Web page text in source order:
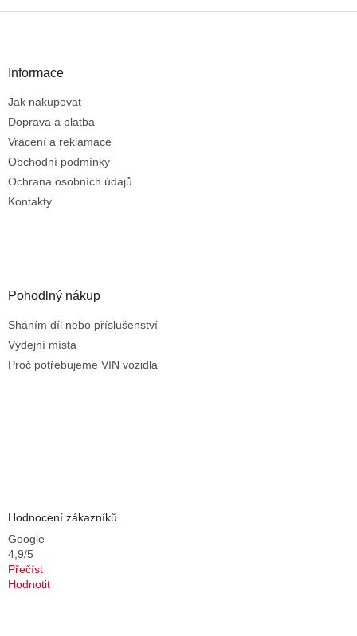
Informace
Jak nakupovat
Doprava a platba
Vrácení a reklamace
Obchodní podmínky
Ochrana osobních údajů
Kontakty
Pohodlný nákup
Sháním díl nebo příslušenství
Výdejní místa
Proč potřebujeme VIN vozidla
Hodnocení zákazníků
Google
4,9/5
Přečíst
Hodnotit